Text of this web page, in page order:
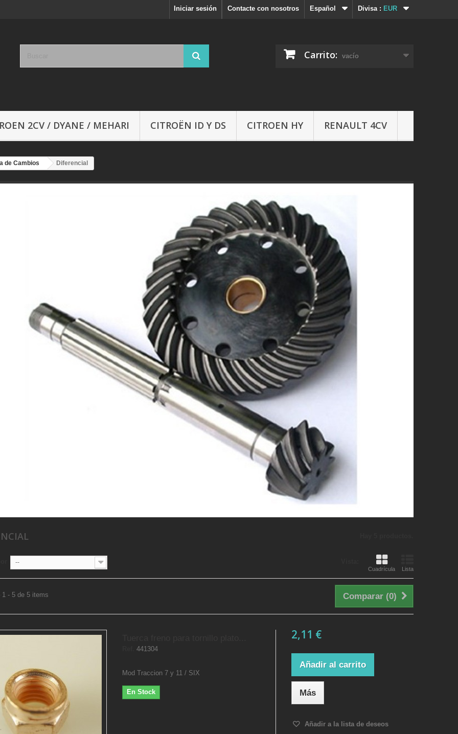
Divisa : EUR
Español
Contacte con nosotros
Iniciar sesión
Carrito: vacío
2CV / DYANE / MEHARI CITROËN ID Y DS CITROEN HY RENAULT 4CV
de Cambios Diferencial
Cuadrícula Lista
--
Comparar (0)
1 - 5 de 5 items
441304
Mod Traccion 7 y 11 / SIX
En Stock
2,11 €
Añadir al carrito
Más
Añadir a la lista de deseos